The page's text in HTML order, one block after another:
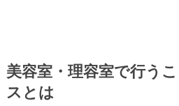
美容室・理容室で行う
スとは